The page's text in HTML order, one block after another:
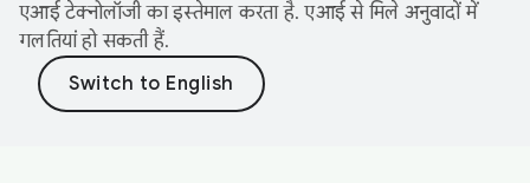
एआई टेक्नोलॉजी का इस्तेमाल करता है. एआई से मिले अनुवादों में
गलतियां हो सकती हैं.